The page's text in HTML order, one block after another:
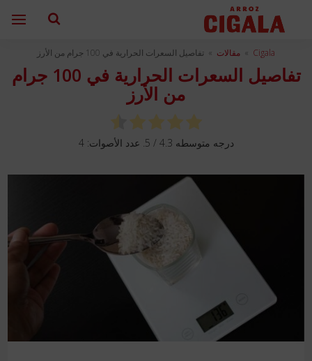
Cigala
» مقالات » تفاصيل السعرات الحرارية في 100 جرام من الأرز
تفاصيل السعرات الحرارية في 100 جرام
من الأرز
درجه متوسطه 4.3 / 5. عدد الأصوات: 4